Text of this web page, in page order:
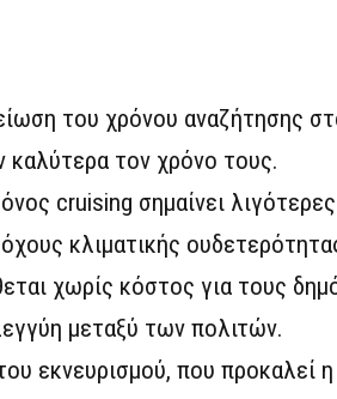
του χρόνου αναζήτησης
καλύτερα τον χρόνο τους.
cruising σημαίνει
κλιματικής
χωρίς κόστος για τους
μεταξύ των πολιτών.
εκνευρισμού, που προκαλεί